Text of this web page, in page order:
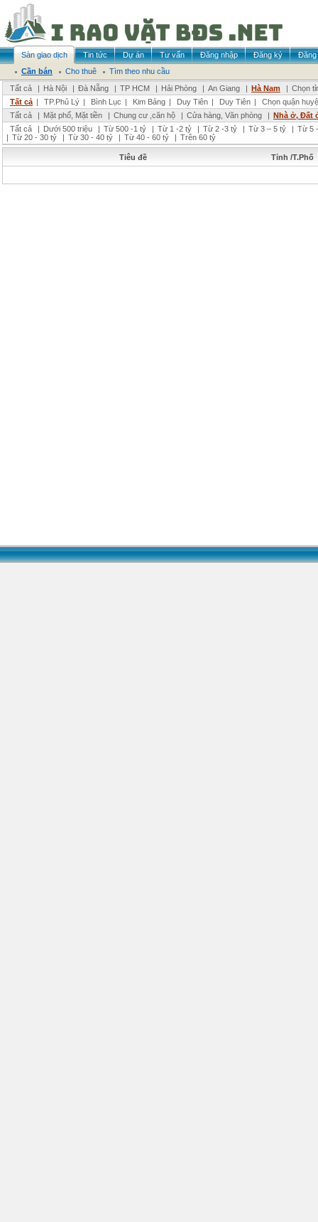
Sàn giao dịch Tin tức Dự án Tư vấn Đăng nhập Đăng ký
Đăng
Cần bán
Cho thuê
Tìm theo nhu cầu
Tất cả
| Hà Nội | Đà Nẵng | TP HCM | Hải Phòng | An Giang | Hà Nam | Chọn
Tất cả | TP.Phủ Lý | Bình Lục | Kim Bảng | Duy Tiên | Duy Tiên |
Chọn quận
Tất cả
| Mặt phố, Mặt tiền | Chung cư ,căn hộ | Cửa hàng, Văn phòng | Nhà ở, Đất
Tất cả
| Dưới 500 triệu | Từ 500 -1 tỷ | Từ 1 -2 tỷ | Từ 2 -3 tỷ | Từ 3 – 5 tỷ | Từ 5
| Từ 20 - 30 tỷ | Từ 30 - 40 tỷ | Từ 40 - 60 tỷ | Trên 60 tỷ
Tiêu đề Tỉnh /T.Phố